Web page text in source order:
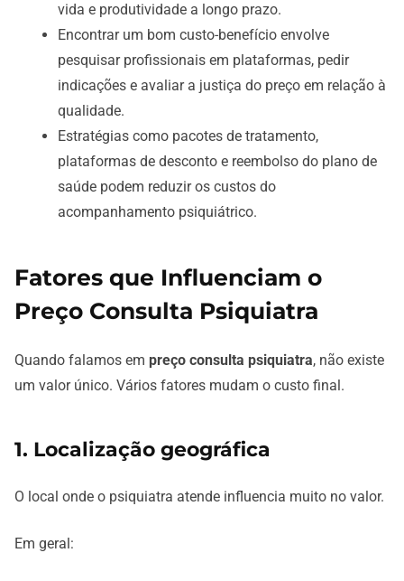
vida e produtividade a longo prazo.
Encontrar um bom custo-benefício envolve
pesquisar profissionais em plataformas, pedir
indicações e avaliar a justiça do preço em relação à
qualidade.
Estratégias como pacotes de tratamento,
plataformas de desconto e reembolso do plano de
saúde podem reduzir os custos do
acompanhamento psiquiátrico.
Fatores que Influenciam o
Preço Consulta Psiquiatra
Quando falamos em preço consulta psiquiatra, não existe
um valor único. Vários fatores mudam o custo final.
1. Localização geográfica
O local onde o psiquiatra atende influencia muito no valor.
Em geral: